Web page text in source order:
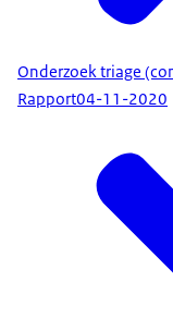
Onderzoek triage
Rapport04-11-2020